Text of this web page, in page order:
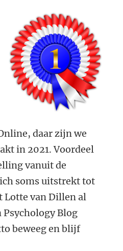
daar zijn we
in 2021. Voordeel
vanuit de
soms uitstrekt tot
Lotte van Dillen al
Psychology Blog
beweeg en blijf